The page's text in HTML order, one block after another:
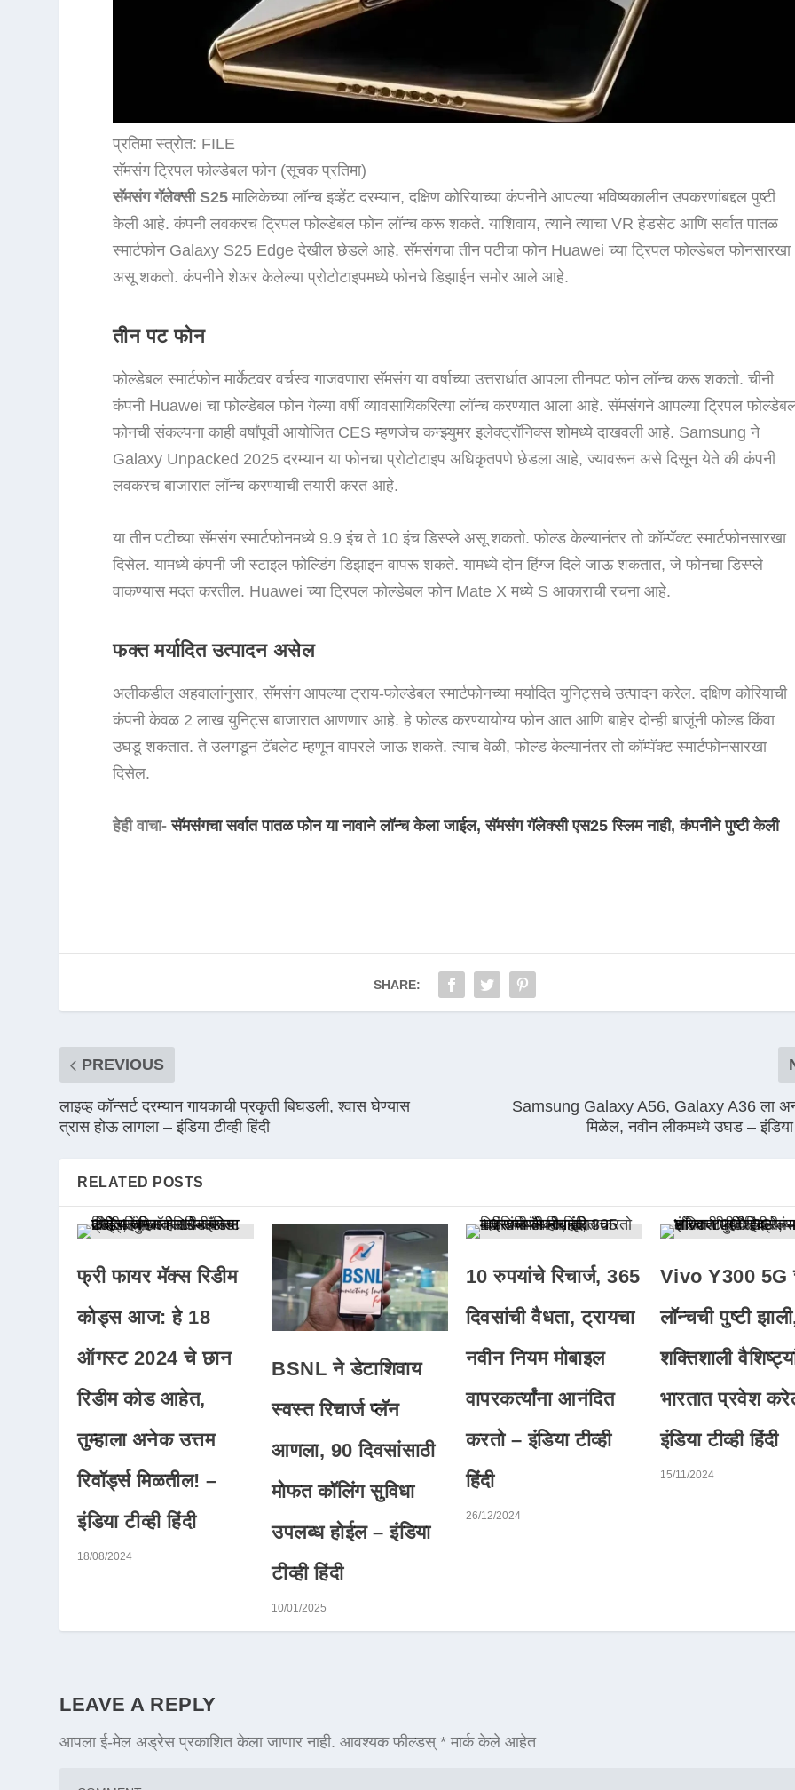
प्रतिमा स्त्रोत: FILE
सॅमसंग ट्रिपल फोल्डेबल फोन (सूचक प्रतिमा)
सॅमसंग गॅलेक्सी S25 मालिकेच्या लॉन्च इव्हेंट दरम्यान, दक्षिण कोरियाच्या कंपनीने आपल्या भविष्यकालीन उपकरणांबद्दल पुष्टी
केली आहे. कंपनी लवकरच ट्रिपल फोल्डेबल फोन लॉन्च करू शकते. याशिवाय, त्याने त्याचा VR हेडसेट आणि सर्वात पातळ
स्मार्टफोन Galaxy S25 Edge देखील छेडले आहे. सॅमसंगचा तीन पटीचा फोन Huawei च्या ट्रिपल फोल्डेबल फोनसारखा
असू शकतो. कंपनीने शेअर केलेल्या प्रोटोटाइपमध्ये फोनचे डिझाईन समोर आले आहे.
तीन पट फोन
फोल्डेबल स्मार्टफोन मार्केटवर वर्चस्व गाजवणारा सॅमसंग या वर्षाच्या उत्तरार्धात आपला तीनपट फोन लॉन्च करू शकतो. चीनी
कंपनी Huawei चा फोल्डेबल फोन गेल्या वर्षी व्यावसायिकरित्या लॉन्च करण्यात आला आहे. सॅमसंगने आपल्या ट्रिपल
फोनची संकल्पना काही वर्षांपूर्वी आयोजित CES म्हणजेच कन्झ्युमर इलेक्ट्रॉनिक्स शोमध्ये दाखवली आहे. Samsung ने
Galaxy Unpacked 2025 दरम्यान या फोनचा प्रोटोटाइप अधिकृतपणे छेडला आहे, ज्यावरून असे दिसून येते की कंपनी
लवकरच बाजारात लॉन्च करण्याची तयारी करत आहे.
या तीन पटीच्या सॅमसंग स्मार्टफोनमध्ये 9.9 इंच ते 10 इंच डिस्प्ले असू शकतो. फोल्ड केल्यानंतर तो कॉम्पॅक्ट स्मार्टफोनसारखा
दिसेल. यामध्ये कंपनी जी स्टाइल फोल्डिंग डिझाइन वापरू शकते. यामध्ये दोन हिंग्ज दिले जाऊ शकतात, जे फोनचा डिस्प्ले
वाकण्यास मदत करतील. Huawei च्या ट्रिपल फोल्डेबल फोन Mate X मध्ये S आकाराची रचना आहे.
फक्त मर्यादित उत्पादन असेल
अलीकडील अहवालांनुसार, सॅमसंग आपल्या ट्राय-फोल्डेबल स्मार्टफोनच्या मर्यादित युनिट्सचे उत्पादन करेल. दक्षिण कोरियाची
कंपनी केवळ 2 लाख युनिट्स बाजारात आणणार आहे. हे फोल्ड करण्यायोग्य फोन आत आणि बाहेर दोन्ही बाजूंनी फोल्ड किंवा
उघडू शकतात. ते उलगडून टॅबलेट म्हणून वापरले जाऊ शकते. त्याच वेळी, फोल्ड केल्यानंतर तो कॉम्पॅक्ट स्मार्टफोनसारखा
दिसेल.
हेही वाचा-सॅमसंगचा सर्वात पातळ फोन या नावाने लॉन्च केला जाईल, सॅमसंग गॅलेक्सी एस25 स्लिम नाही, कंपनीने पुष्टी केली
SHARE:
PREVIOUS
लाइव्ह कॉन्सर्ट दरम्यान गायकाची प्रकृती बिघडली, श्वास घेण्यास
त्रास होऊ लागला – इंडिया टीव्ही हिंदी
Samsung Galaxy A56, Galaxy A36 ला
मिळेल, नवीन लीकमध्ये उघड – इंडिया
RELATED POSTS
फ्री फायर मॅक्स रिडीम
कोड्स आज: हे 18
ऑगस्ट 2024 चे छान
रिडीम कोड आहेत,
तुम्हाला अनेक उत्तम
रिवॉर्ड्स मिळतील! –
इंडिया टीव्ही हिंदी
18/08/2024
BSNL ने डेटाशिवाय
स्वस्त रिचार्ज प्लॅन
आणला, 90 दिवसांसाठी
मोफत कॉलिंग सुविधा
उपलब्ध होईल – इंडिया
टीव्ही हिंदी
10/01/2025
10 रुपयांचे रिचार्ज, 365
दिवसांची वैधता, ट्रायचा
नवीन नियम मोबाइल
वापरकर्त्यांना आनंदित
करतो – इंडिया टीव्ही
हिंदी
26/12/2024
Vivo Y300 5G
लॉन्चची पुष्टी
शक्तिशाली
भारतात प्रवेश
इंडिया टीव्ही हिंदी
15/11/2024
LEAVE A REPLY
आपला ई-मेल अड्रेस प्रकाशित केला जाणार नाही. आवश्यक फील्डस्* मार्क केले आहेत